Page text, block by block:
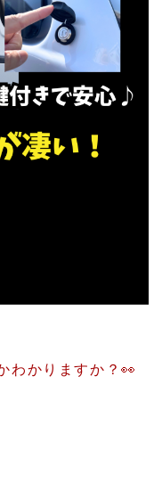
わかりますか？👀